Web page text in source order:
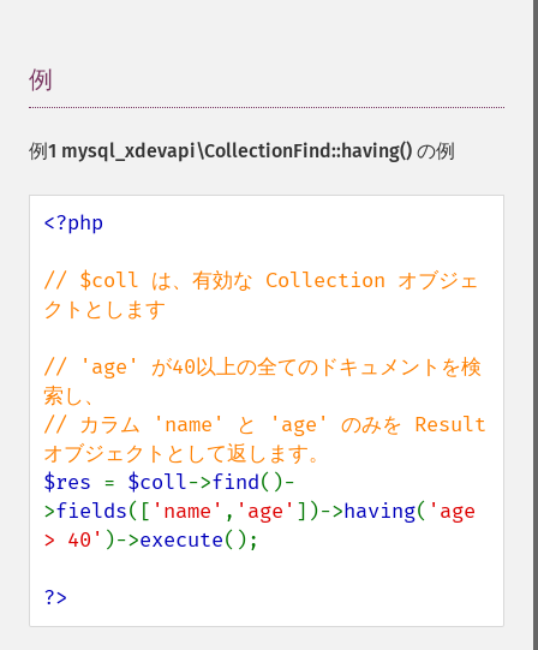
例
例1 mysql_xdevapi\CollectionFind::having() の例
<?php
// $coll は、有効な Collection オブジェ
クトとします
// 'age' が40以上の全てのドキュメントを検
索し、
// カラム 'name' と 'age' のみを Result
$res = $coll->find()-
>fields([ 'name' , 'age' ])->having( 'age
> 40' )->execute();
?>